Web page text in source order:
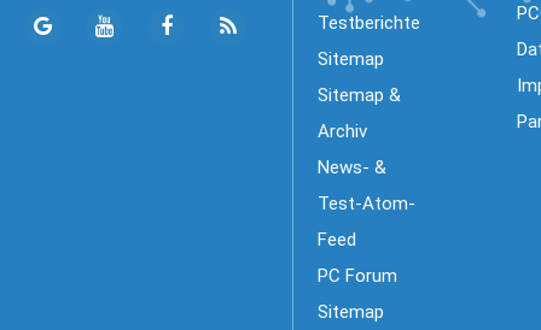
Testberichte
Sitemap
Sitemap &
Archiv
News- &
Test-Atom-
Feed
PC Forum
Sitemap